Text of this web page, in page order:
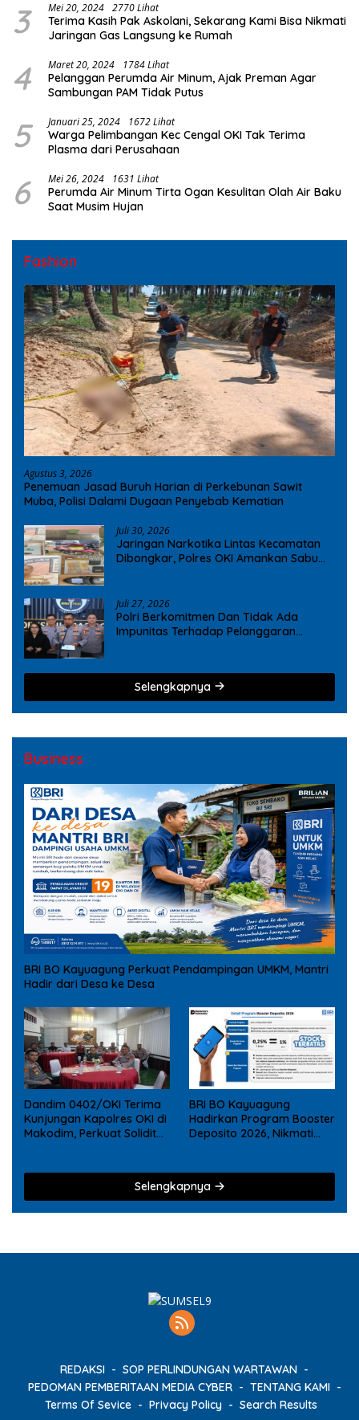
3 Mei 20, 2024 2770 Lihat
Terima Kasih Pak Askolani, Sekarang Kami Bisa Nikmati
Jaringan Gas Langsung ke Rumah
4 Maret 20, 2024 1784 Lihat
Pelanggan Perumda Air Minum, Ajak Preman Agar
Sambungan PAM Tidak Putus
5 Januari 25, 2024 1672 Lihat
Warga Pelimbangan Kec Cengal OKI Tak Terima
Plasma dari Perusahaan
6 Mei 26, 2024 1631 Lihat
Perumda Air Minum Tirta Ogan Kesulitan Olah Air Baku
Saat Musim Hujan
Fashion
Agustus 3, 2026
Penemuan Jasad Buruh Harian di Perkebunan Sawit
Muba, Polisi Dalami Dugaan Penyebab Kematian
Juli 30, 2026
Jaringan Narkotika Lintas Kecamatan
Dibongkar, Polres OKI Amankan Sabu
Juli 27, 2026
Polri Berkomitmen Dan Tidak Ada
Impunitas Terhadap Pelanggaran
Selengkapnya
Business
BRI BO Kayuagung Perkuat Pendampingan UMKM, Mantri
Hadir dari Desa ke Desa
Dandim 0402/OKI Terima
Kunjungan Kapolres OKI di
Makodim, Perkuat Soliditas
BRI BO Kayuagung
Hadirkan Program Booster
Deposito 2026, Nikmati
Selengkapnya
REDAKSI
SOP PERLINDUNGAN WARTAWAN
PEDOMAN PEMBERITAAN MEDIA CYBER
TENTANG KAMI
Terms Of Sevice
Privacy Policy
Search Results